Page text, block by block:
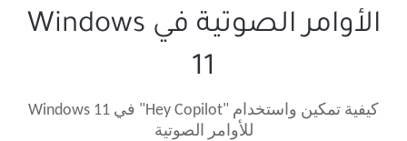
الأوامر الصوتية في Windows
11
كيفية تمكين واستخدام "Hey Copilot" في Windows 11
للأوامر الصوتية